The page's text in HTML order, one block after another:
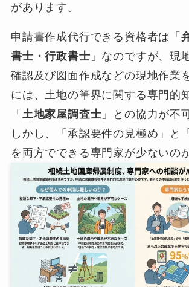
があります。
申請書作成代行できる資格者は「
書士・行政書士 」なのですが、現
確認及び図面作成などの現地作業
には、土地の筆界に関する専門的
「 土地家屋調査士 」との協力が不
しかし、「承認要件の見極め」と
を両方でできる専門家が少ないの